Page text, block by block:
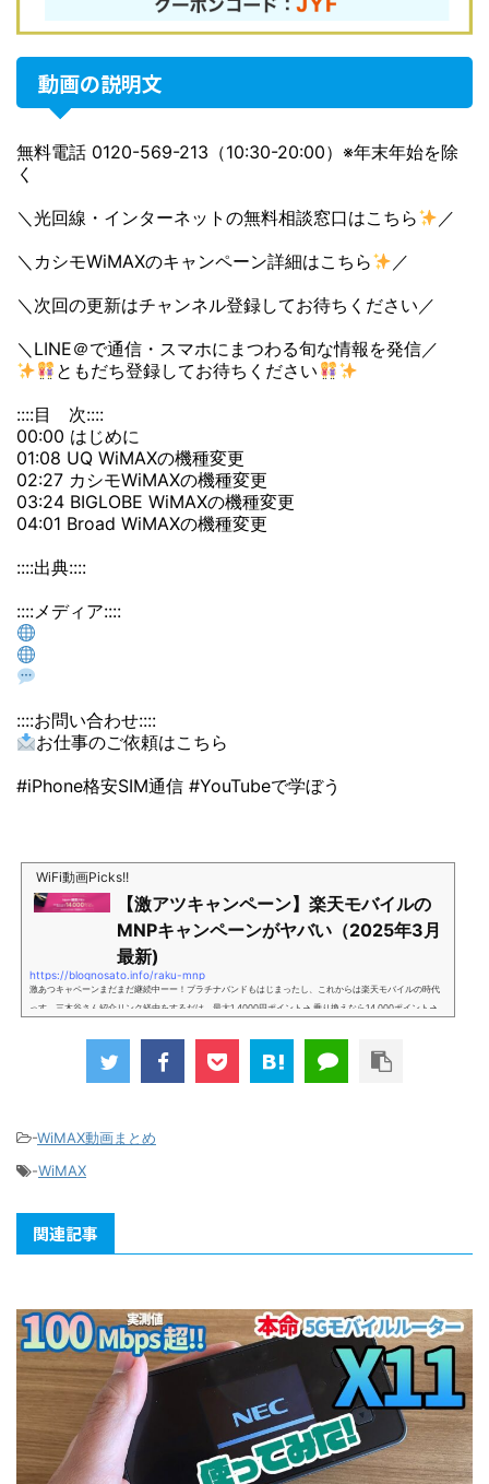
動画の説明文
無料電話 0120-569-213（10:30-20:00）※年末年始を除
く
＼光回線・インターネットの無料相談窓口はこちら
／
＼カシモWiMAXのキャンペーン詳細はこちら
／
＼次回の更新はチャンネル登録してお待ちください／
＼LINE＠で通信・スマホにまつわる旬な情報を発信／
ともだち登録してお待ちください
::::目 次::::
00:00 はじめに
01:08 UQ WiMAXの機種変更
02:27 カシモWiMAXの機種変更
03:24 BIGLOBE WiMAXの機種変更
04:01 Broad WiMAXの機種変更
::::出典::::
::::メディア::::
::::お問い合わせ::::
お仕事のご依頼はこちら
#iPhone格安SIM通信 #YouTubeで学ぼう
WiFi動画Picks!!
【激アツキャンペーン】楽天モバイルの
MNPキャンペーンがヤバい（2025年3月
最新)
https://blognosato.info/raku-mnp
激あつキャペーンまだまだ継続中ーー！プラチナバンドもはじまったし、これからは楽天モバイルの時代
っす。三木谷さん紹介リンク経由をするだけ。最大1,4000円ポイント→ 乗り換えなら14,000ポイント→
け」とも思えるポイントばら撒きキャンペーンを発動してきました。■キャンペーン概要三木谷社長の特
別招待ページから楽天モバイ...
-WiMAX動画まとめ
-WiMAX
関連記事